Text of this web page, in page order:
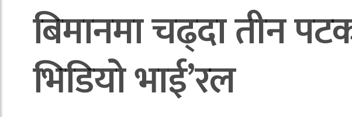
बिमानमा चढ्दा तीन
भिडियो भाई’रल